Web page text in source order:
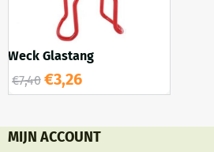
Weck Glastang
€7,40 €3,26
MIJN ACCOUNT